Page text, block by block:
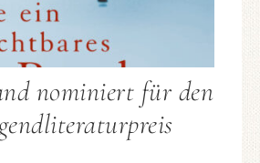
nominiert für den